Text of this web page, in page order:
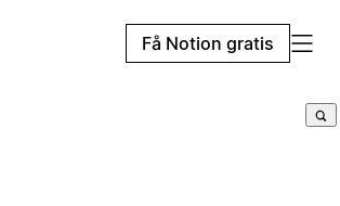
Få Notion gratis